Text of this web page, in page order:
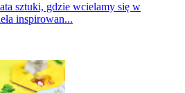
sztuki, gdzie wcielamy się w
inspirowan...